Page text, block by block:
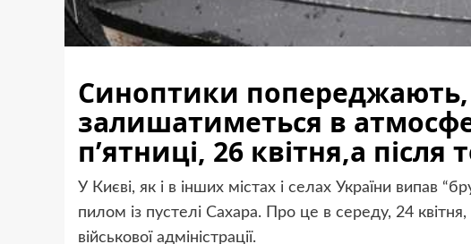
Синоптики
залишатиметься в
п’ятниці, 26 квітня,а після
У Києві, як і в інших містах і селах України випав
пилом із пустелі Сахара. Про це в середу, 24
військової адміністрації.